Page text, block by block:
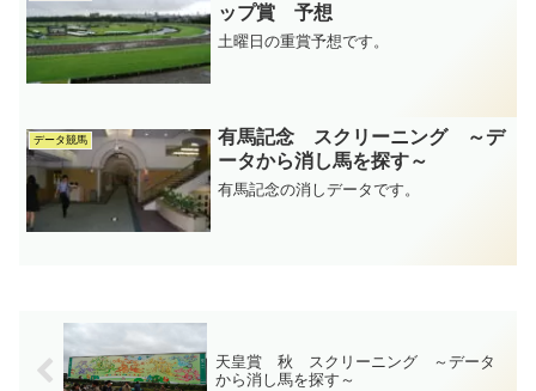
ップ賞 予想
土曜日の重賞予想です。
データ競馬
有馬記念 スクリーニング ～デ
ータから消し馬を探す～
有馬記念の消しデータです。
天皇賞 秋 スクリーニング ～データ
から消し馬を探す～